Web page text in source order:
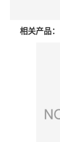
相关产品：